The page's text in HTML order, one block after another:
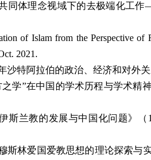
共同体理念视域下的去极端化工
of Islam from the Perspective of
2021 .
沙特阿拉伯的政治、经济和对外
之学”在中国的学术历程与学术
伊斯兰教的发展与中国化问题》（
穆斯林爱国爱教思想的理论探索